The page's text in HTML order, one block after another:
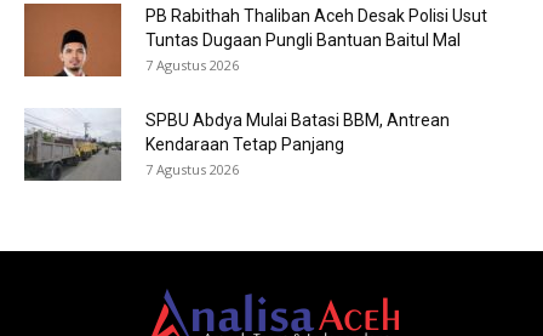
PB Rabithah Thaliban Aceh Desak Polisi Usut
Tuntas Dugaan Pungli Bantuan Baitul Mal
7 Agustus 2026
SPBU Abdya Mulai Batasi BBM, Antrean
Kendaraan Tetap Panjang
7 Agustus 2026